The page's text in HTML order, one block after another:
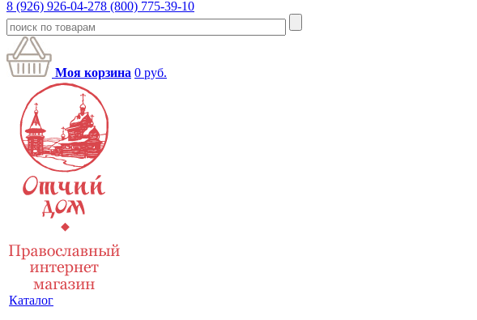
8 (926) 926-04-278 (800) 775-39-10
Моя корзина 0 руб.
Каталог